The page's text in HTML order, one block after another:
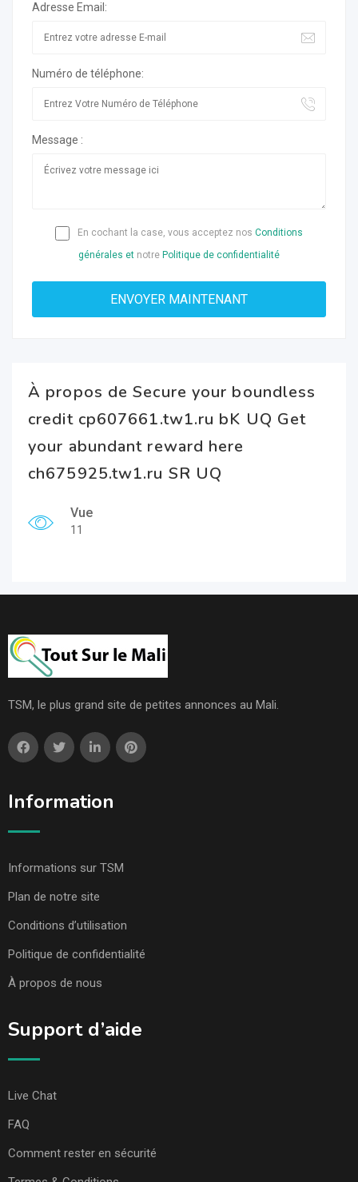
Adresse Email:
Numéro de téléphone:
Message :
En cochant la case, vous acceptez nos Conditions
générales et notre Politique de confidentialité
À propos de Secure your boundless
credit cp607661.tw1.ru bK UQ Get
your abundant reward here
ch675925.tw1.ru SR UQ
Vue
11
TSM, le plus grand site de petites annonces au Mali.
Information
Informations sur TSM
Plan de notre site
Conditions d’utilisation
Politique de confidentialité
À propos de nous
Support d’aide
Live Chat
FAQ
Comment rester en sécurité